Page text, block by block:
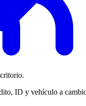
ID y vehículo a